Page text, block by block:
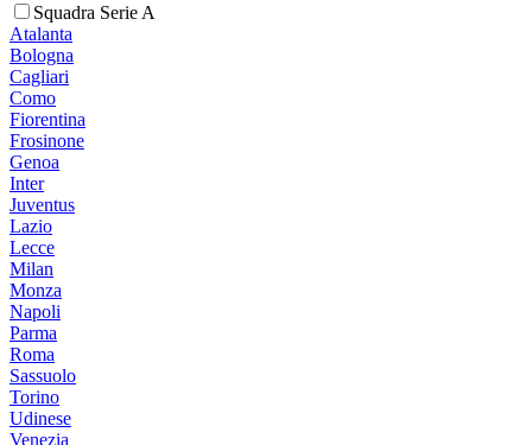
Squadra Serie A
Atalanta
Bologna
Cagliari
Como
Fiorentina
Frosinone
Genoa
Inter
Juventus
Lazio
Lecce
Milan
Monza
Napoli
Parma
Roma
Sassuolo
Torino
Udinese
Venezia